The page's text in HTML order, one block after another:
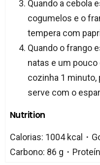
Quando a cebola
cogumelos e o
tempera com
Quando o frango
natas e um pouco
cozinha 1
serve com o
Nutrition
Calorias: 1004 kcal・
Carbono: 86 g・